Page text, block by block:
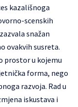
kazališnoga
scenskih
snažan
ovakvih susreta.
prostor u kojemu
forma, nego
razvoja. Rad u
iskustava i